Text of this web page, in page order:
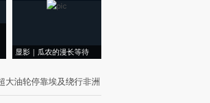
显影｜瓜农的漫长等待
大油轮停靠埃及绕行非洲